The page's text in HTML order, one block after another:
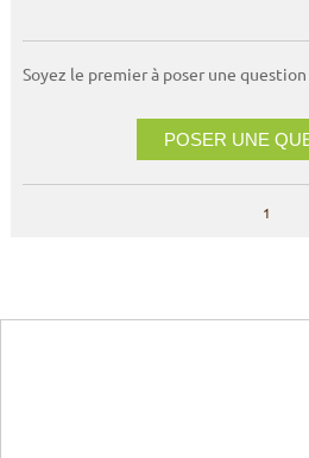
Soyez le premier à poser une question
POSER UNE
1